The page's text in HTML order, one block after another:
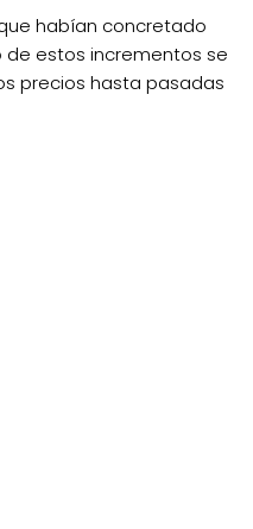
habían concretado
de estos incrementos se
precios hasta pasadas